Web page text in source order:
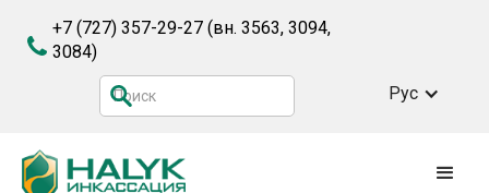
+7 (727) 357-29-27 (вн. 3563, 3094,
3084)
Рус